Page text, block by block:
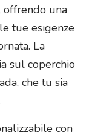
offrendo una
tue esigenze
La
sul coperchio
che tu sia
con